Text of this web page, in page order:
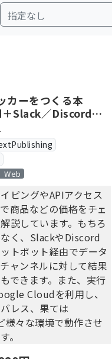
指定なし
カーをつくる本
Slack／Discordで
Web
ピングやAPIアクセス
商品などの価格をチェ
説しています。もちろ
く、SlackやDiscord
トボット経由でデータ
ャンネルに対して結果
できます。また、実行
Cloudを利用し、
レス、果ては
々な環境で動作させ
。